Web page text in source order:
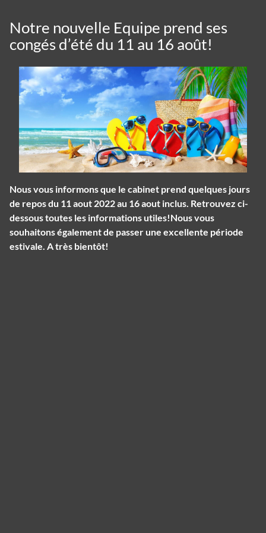
Notre nouvelle Equipe prend ses
congés d’été du 11 au 16 août!
Nous vous informons que le cabinet prend quelques jours
de repos du 11 aout 2022 au 16 aout inclus. Retrouvez ci-
dessous toutes les informations utiles!Nous vous
souhaitons également de passer une excellente période
estivale. A très bientôt!